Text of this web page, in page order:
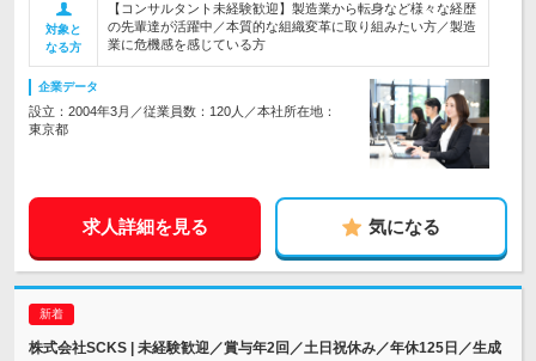
対象と
なる方
【コンサルタント未経験歓迎】製造業から転身など様々な経歴
の先輩達が活躍中／本質的な組織変革に取り組みたい方／製造
業に危機感を感じている方
企業データ
設立：2004年3月／従業員数：120人／本社所在地：
東京都
求人詳細を見る 気になる
株式会社SCKS | 未経験歓迎／賞与年2回／土日祝休み／年休125日／生成